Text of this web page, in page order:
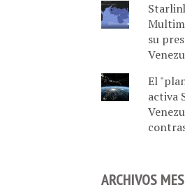
su
El
activa
ARCHIVOS